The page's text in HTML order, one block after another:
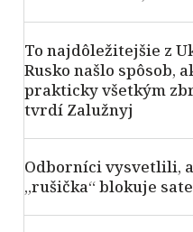
To najdôležitejšie z
Rusko našlo spôsob,
prakticky všetkým
tvrdí Zalužnyj
Odborníci vysvetlili,
„rušička“ blokuje